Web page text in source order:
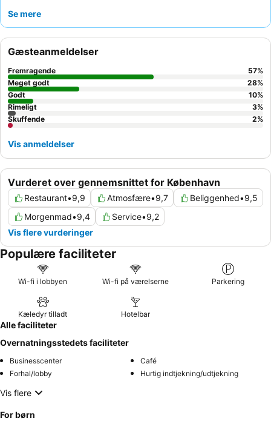
traditionelle retter, herunder en populær vaffelstation. Gæsterne
oplevelse. For et mere roligt ophold kan du overveje at anmode
om et værelse med udsigt til haven.
Se mere
Vurderet over gennemsnittet for København
Restaurant•9,9 Atmosfære•9,7 Beliggenhed•9,5
Morgenmad•9,4 Service•9,2
Vis flere vurderinger
Gæsteanmeldelser
Fremragende 57%
Meget godt
28%
Godt
10%
Rimeligt
3%
Skuffende
2%
Vis anmeldelser
Populære faciliteter
Wi-fi i lobbyen Wi-fi på værelserne Parkering
Kæledyr tilladt Hotelbar
Alle faciliteter
Overnatningsstedets faciliteter
Businesscenter
Café
Forhal/lobby
Hurtig indtjekning/udtjekning
Vis flere
For børn